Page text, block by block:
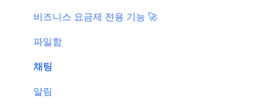
비즈니스 요금제 전용 기능 🚀
파일함
채팅
알림